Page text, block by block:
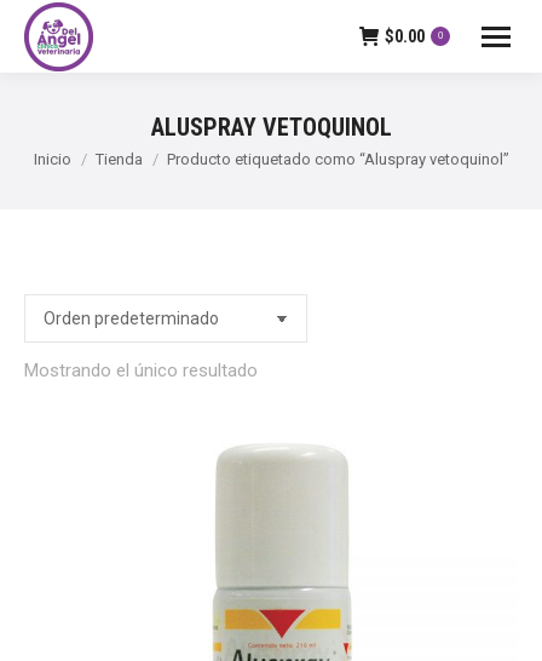
$0.00 0
ALUSPRAY VETOQUINOL
Estás aquí:
Inicio Tienda Producto etiquetado como “Aluspray vetoquinol”
Mostrando el único resultado